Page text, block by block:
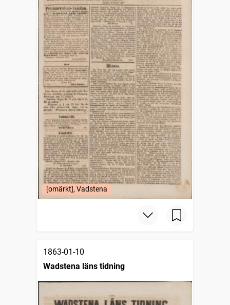
[omärkt], Vadstena
1863-01-10
Wadstena läns tidning